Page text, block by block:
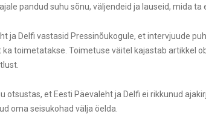
pandud suhu sõnu, väljendeid ja lauseid, mida ta
ja Delfi vastasid Pressinõukogule, et intervjuude
ka toimetatakse. Toimetuse väitel kajastab artikkel
otsustas, et Eesti Päevaleht ja Delfi ei rikkunud
oma seisukohad välja öelda.